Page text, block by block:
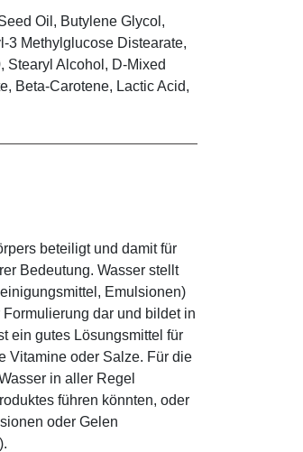
Oil, Butylene Glycol,
3 Methylglucose Distearate,
Stearyl Alcohol, D-Mixed
Beta-Carotene, Lactic Acid,
beteiligt und damit für
Bedeutung. Wasser stellt
Emulsionen)
dar und bildet in
ein gutes Lösungsmittel für
Vitamine oder Salze. Für die
in aller Regel
führen könnten, oder
oder Gelen